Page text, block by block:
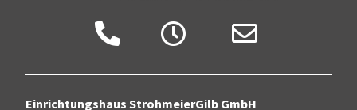
Zu den Öffnungszeiten
Einrichtungshaus StrohmeierGilb GmbH